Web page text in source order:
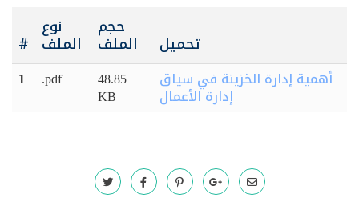
#
نوع
الملف
حجم
الملف تحميل
1 .pdf
48.85
KB
أهمية إدارة الخزينة في سياق
إدارة الأعمال